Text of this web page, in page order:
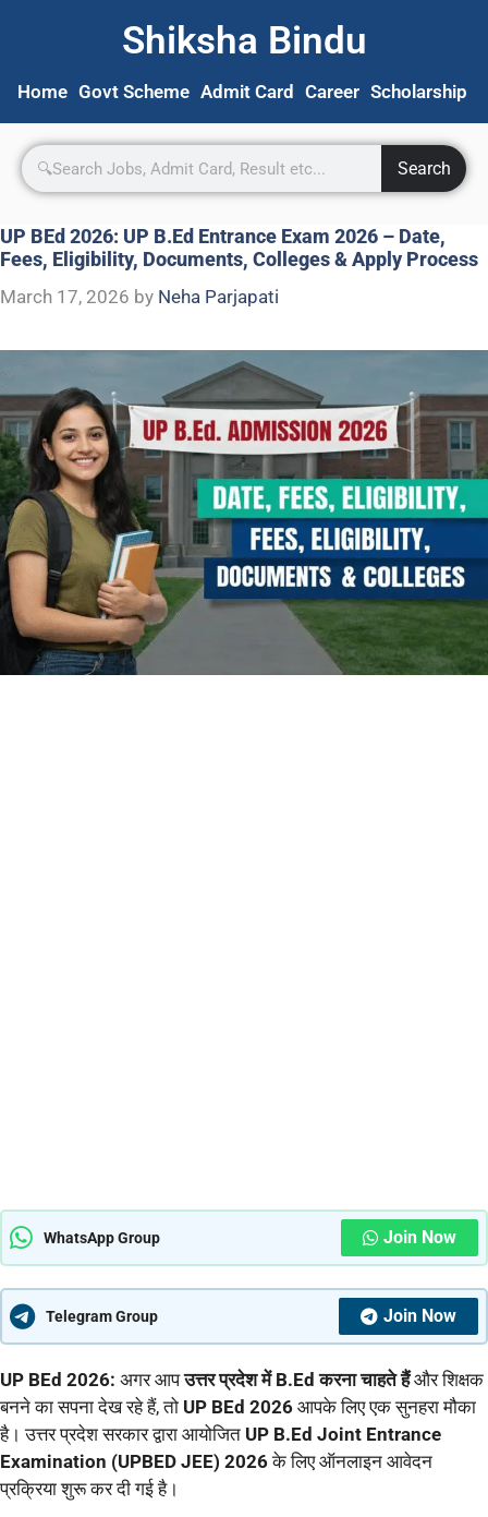
Shiksha Bindu
Home Govt Scheme Admit Card Career Scholarship
Search
UP BEd 2026: UP B.Ed Entrance Exam 2026 – Date,
Fees, Eligibility, Documents, Colleges & Apply Process
March 17, 2026 by Neha Parjapati
WhatsApp Group Join Now
Telegram Group Join Now
UP BEd 2026: अगर आपउत्तर प्रदेश में B.Ed करना चाहते हैंऔर शिक्षक
बनने का सपना देख रहे हैं, तो UP BEd 2026 आपके लिए एक सुनहरा मौका
है। उत्तर प्रदेश सरकार द्वारा आयोजित UP B.Ed Joint Entrance
Examination (UPBED JEE) 2026के लिए ऑनलाइन आवेदन
प्रक्रिया शुरू कर दी गई है।